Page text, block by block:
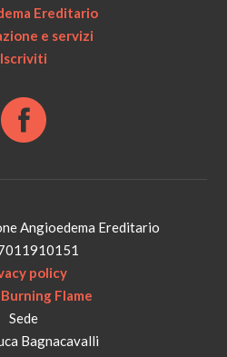
Ereditario
e servizi
Iscriviti
Angioedema Ereditario
policy
Burning Flame
Sede
Bagnacavalli